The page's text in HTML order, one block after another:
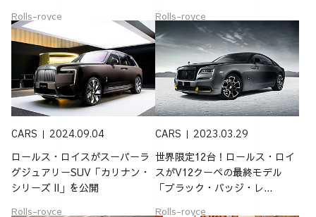
Rolls-royce Rolls-royce
CARS 2024.09.04
ロールス・ロイスがスーパーラ
グジュアリーSUV「カリナン・
シリーズ II」を公開
Rolls-royce
CARS 2023.03.29
世界限定12台！ロールス・ロイ
スがV12クーペの最終モデル
「ブラック・バッジ・レ...
Rolls-royce